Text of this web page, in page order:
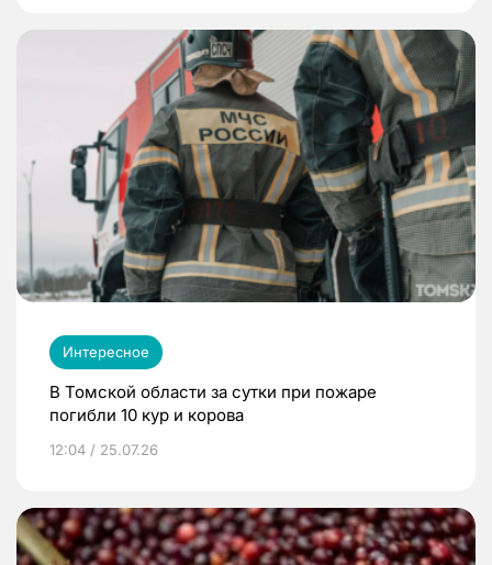
Интересное
В Томской области за сутки при пожаре
погибли 10 кур и корова
12:04 / 25.07.26